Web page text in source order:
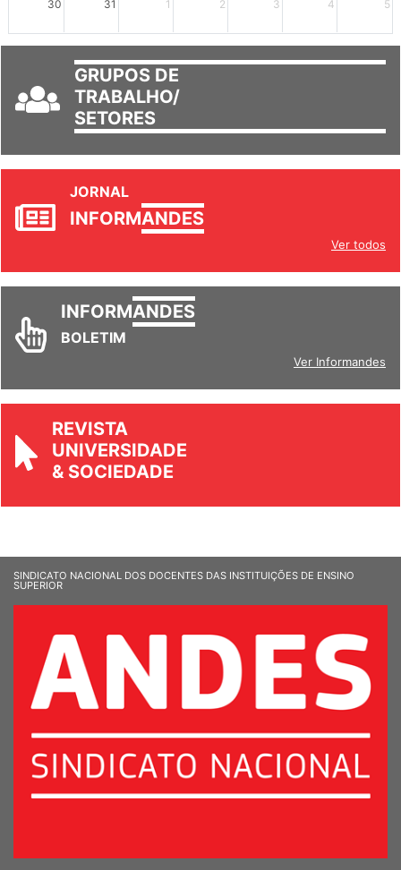
30 31 1 2 3 4 5
GRUPOS DE
TRABALHO/
SETORES
JORNAL
INFORMANDES
Ver todos
INFORMANDES
BOLETIM
Ver Informandes
REVISTA
UNIVERSIDADE
& SOCIEDADE
SINDICATO NACIONAL DOS DOCENTES DAS INSTITUIÇÕES DE ENSINO
SUPERIOR